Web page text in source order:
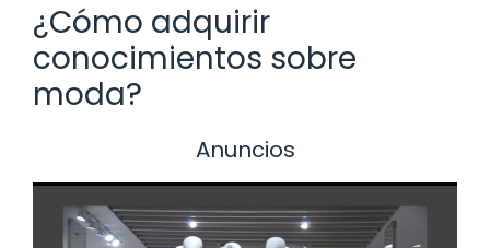
¿Cómo adquirir
conocimientos sobre
moda?
Anuncios